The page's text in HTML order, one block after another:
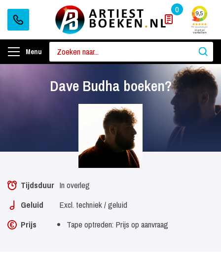
0
Menu
Dave Budha boeken?
Tijdsduur In overleg
Geluid
Excl. techniek / geluid
Prijs
Tape optreden: Prijs op aanvraag